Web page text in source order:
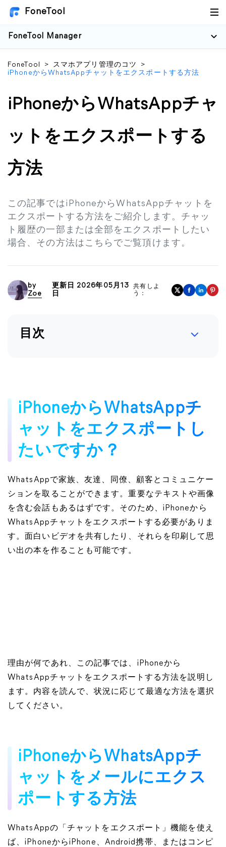
FoneTool
FoneTool Manager
FoneTool > スマホアプリ管理のコツ
>
iPhoneからWhatsAppチャットをエクスポートする方法
iPhoneからWhatsAppチャ
ットをエクスポートする
方法
この記事ではiPhoneからWhatsAppチャットを
エクスポートする方法をご紹介します。チャッ
ト履歴の一部または全部をエクスポートしたい
場合、その方法はこちらでご覧頂けます。
by
Zoe
更新日 2026年05月13
日
共有しよ
う：
目次
iPhoneからWhatsAppチ
ャットをエクスポートし
たいですか？
WhatsAppで家族、友達、同僚、顧客とコミュニケー
ションを取ることができます。重要なテキストや画像
を含む会話もあるはずです。そのため、iPhoneから
WhatsAppチャットをエクスポートする必要がありま
す。面白いビデオを共有したり、それらを印刷して思
い出の本を作ることも可能です。
理由が何であれ、この記事では、iPhoneから
WhatsAppチャットをエクスポートする方法を説明し
ます。内容を読んで、状況に応じて最適な方法を選択
してください。
iPhoneからWhatsAppチ
ャットをメールにエクス
ポートする方法
WhatsAppの「チャットをエクスポート」機能を使え
ば、iPhoneからiPhone、Android携帯、またはコンピ